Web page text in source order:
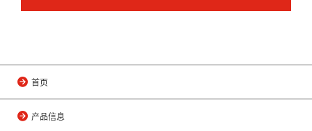
首页
产品信息